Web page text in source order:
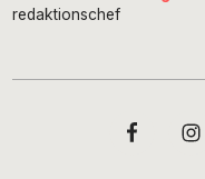
redaktionschef